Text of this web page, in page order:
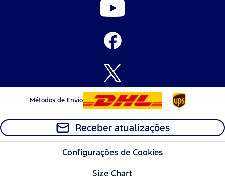
Métodos de Envio
Receber atualizações
Configurações de Cookies
Size Chart